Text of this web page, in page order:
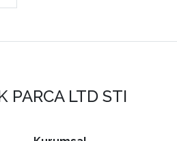
PARCA LTD STI